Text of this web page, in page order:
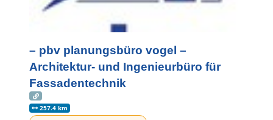
– pbv planungsbüro vogel –
Architektur- und Ingenieurbüro für
Fassadentechnik
257.4 km